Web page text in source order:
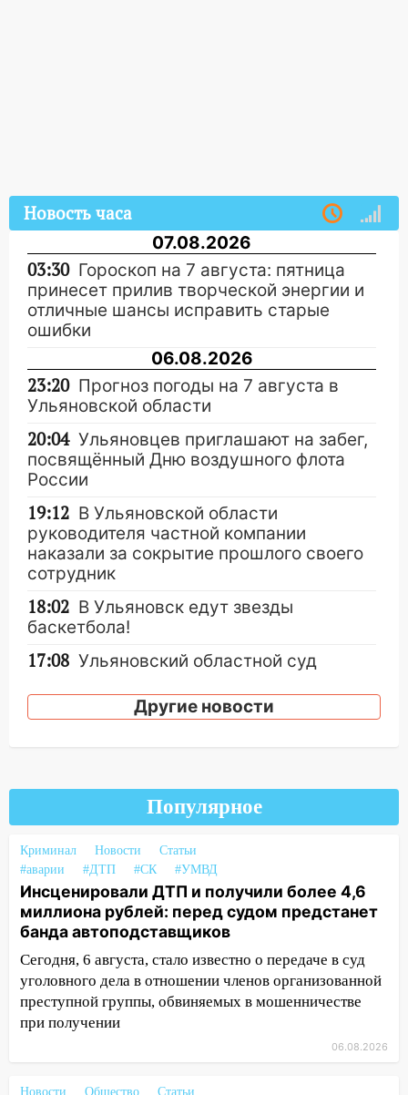
Новость часа
07.08.2026
03:30 Гороскоп на 7 августа: пятница
принесет прилив творческой энергии и
отличные шансы исправить старые
ошибки
06.08.2026
23:20 Прогноз погоды на 7 августа в
Ульяновской области
20:04 Ульяновцев приглашают на забег,
посвящённый Дню воздушного флота
России
19:12 В Ульяновской области
руководителя частной компании
наказали за сокрытие прошлого своего
сотрудник
18:02 В Ульяновск едут звезды
баскетбола!
17:08 Ульяновский областной суд
«УльяновскФармации» за махинации на
3,2 млн рублей
Чемпионате России
16:02 В Ульяновской области убрали
более 28% площадей зерновых и
зернобобовых культур
15:51 Бросила кирпич в жену брата: в
Ульяновской области завели дело на
агрессивную женщину
15:47 На улице Радищева сбили
курьера: крупная авария в Ульяновске
15:15 Проводил до квартиры и ограбил:
Другие новости
Популярное
Криминал Новости
Статьи
#аварии
#ДТП #СК #УМВД
Инсценировали ДТП и получили более 4,6
миллиона рублей: перед судом предстанет
банда автоподставщиков
Сегодня, 6 августа, стало известно о передаче в суд
уголовного дела в отношении членов организованной
преступной группы, обвиняемых в мошенничестве
при получении
06.08.2026
Новости Общество Статьи